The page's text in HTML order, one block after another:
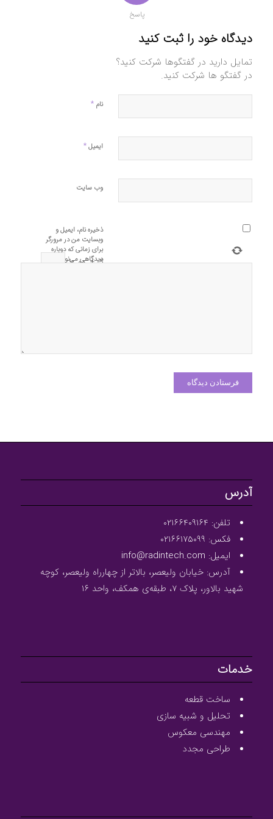
پاسخ
دیدگاه خود را ثبت کنید
تمایل دارید در گفتگوها شرکت کنید؟
در گفتگو ها شرکت کنید.
نام *
ایمیل*
وب‌ سایت
ذخیره نام، ایمیل و
وبسایت من در مرورگر
برای زمانی که دوباره
دیدگاهی می‌نویسم.
5
+دو=
آدرس
تلفن: ۰۲۱۶۶۴۰۹۱۶۴
فکس: ۰۲۱۶۶۱۷۵۰۹۹
ایمیل: info@radintech.com
آدرس: خیابان ولیعصر، بالاتر از چهارراه ولیعصر، کوچه
شهید بالاور، پلاک ۷، طبقه‌ی همکف، واحد ۱۶
خدمات
ساخت قطعه
تحلیل و شبیه سازی
مهندسی معکوس
طراحی مجدد